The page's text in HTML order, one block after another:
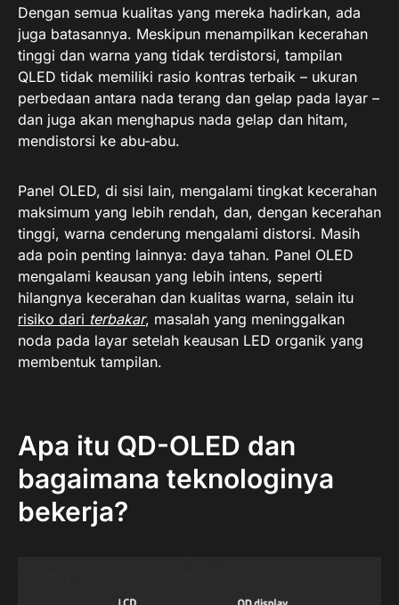
Dengan semua kualitas yang mereka hadirkan, ada
juga batasannya. Meskipun menampilkan kecerahan
tinggi dan warna yang tidak terdistorsi, tampilan
QLED tidak memiliki rasio kontras terbaik – ukuran
perbedaan antara nada terang dan gelap pada layar –
dan juga akan menghapus nada gelap dan hitam,
mendistorsi ke abu-abu.
Panel OLED, di sisi lain, mengalami tingkat kecerahan
maksimum yang lebih rendah, dan, dengan kecerahan
tinggi, warna cenderung mengalami distorsi. Masih
ada poin penting lainnya: daya tahan. Panel OLED
mengalami keausan yang lebih intens, seperti
hilangnya kecerahan dan kualitas warna, selain itu
risiko dari terbakar, masalah yang meninggalkan
noda pada layar setelah keausan LED organik yang
membentuk tampilan.
Apa itu QD-OLED dan
bagaimana teknologinya
bekerja?